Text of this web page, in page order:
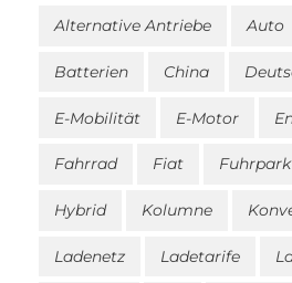
Alternative Antriebe Auto
Batterien China
E-Mobilität E-Motor
Fahrrad Fiat Fuhrpark
Hybrid Kolumne
Ladenetz Ladetarife